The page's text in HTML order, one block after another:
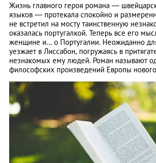
Жизнь главного героя романа —
языков — протекала спокойно и
не встретил на мосту таинственную
оказалась португалкой. Теперь все его
женщине и... о Португалии. Неожиданно
уезжает в Лиссабон, погружаясь в
незнакомых ему людей. Роман называют
философских произведений Европы